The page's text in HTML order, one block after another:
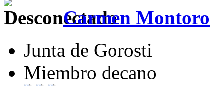
Carmen Montoro
Junta de Gorosti
Miembro decano